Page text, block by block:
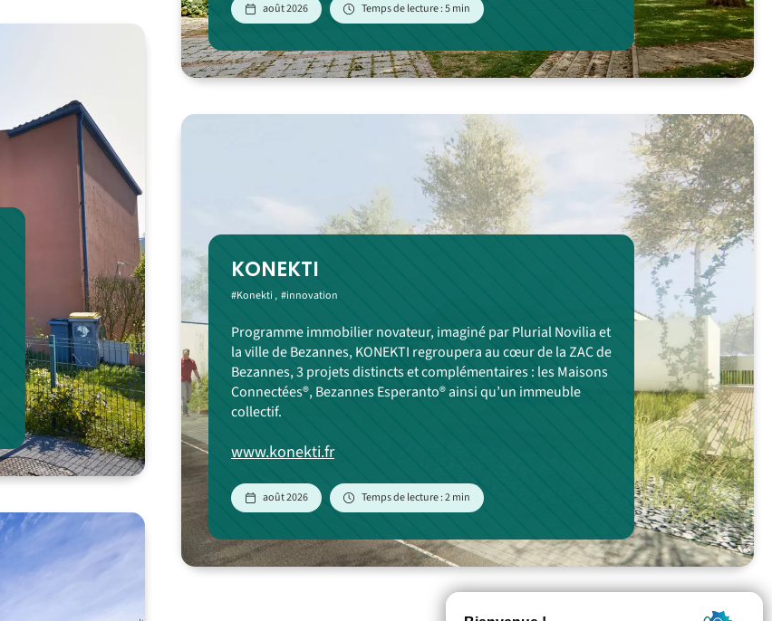
août 2026 Temps de lecture : 5 min
KONEKTI
#Konekti #innovation
Programme immobilier novateur, imaginé par Plurial Novilia et
la ville de Bezannes, KONEKTI regroupera au cœur de la ZAC de
Bezannes, 3 projets distincts et complémentaires : les Maisons
Connectées®, Bezannes Esperanto® ainsi qu’un immeuble
collectif.
www.konekti.fr
août 2026 Temps de lecture : 2 min